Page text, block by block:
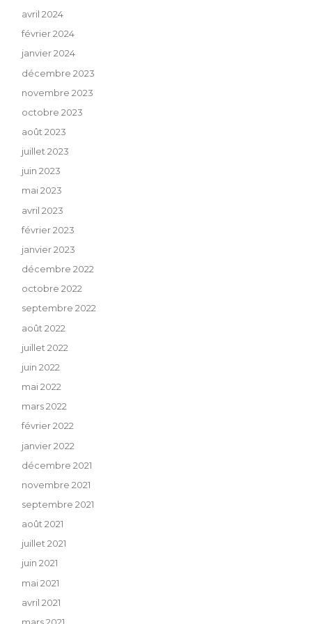
avril 2024
février 2024
janvier 2024
décembre 2023
novembre 2023
octobre 2023
août 2023
juillet 2023
juin 2023
mai 2023
avril 2023
février 2023
janvier 2023
décembre 2022
octobre 2022
septembre 2022
août 2022
juillet 2022
juin 2022
mai 2022
mars 2022
février 2022
janvier 2022
décembre 2021
novembre 2021
septembre 2021
août 2021
juillet 2021
juin 2021
mai 2021
avril 2021